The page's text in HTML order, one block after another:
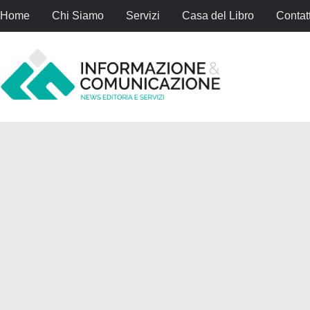
Home Chi Siamo Servizi Casa del Libro